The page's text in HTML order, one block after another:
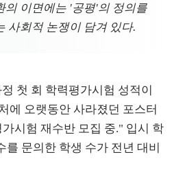
의 이면에는 '공평'의 정의를
사회적 논쟁이 담겨 있다.
첫 회 학력평가시험 성적이
에 오랫동안 사라졌던 포스터
시험 재수반 모집 중." 입시 학
를 문의한 학생 수가 전년 대비